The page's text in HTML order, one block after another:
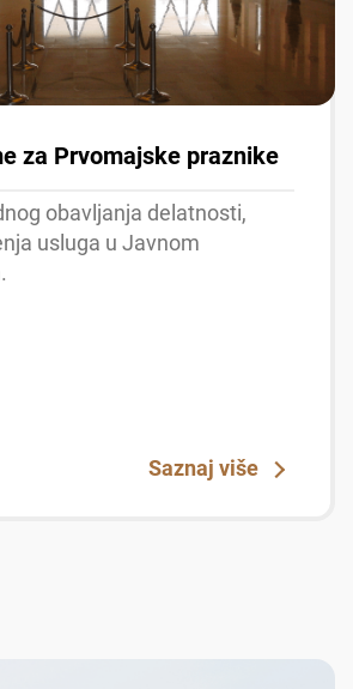
za Prvomajske praznike
obavljanja delatnosti,
usluga u Javnom
Saznaj više